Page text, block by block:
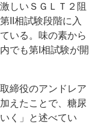
しいＳＧＬＴ２阻
II相試験段階に入
いる。味の素から
でも第I相試験が開
締役のアンドレア
えたことで、糖尿
く」と述べてい